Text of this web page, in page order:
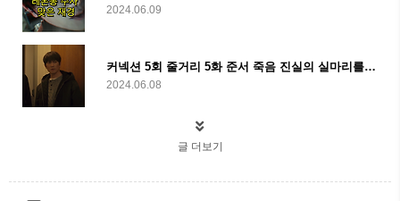
2024.06.09
커넥션 5회 줄거리 5화 준서 죽음 진실의 실마리를 찾아서 및 6회 예고
2024.06.08
글 더보기